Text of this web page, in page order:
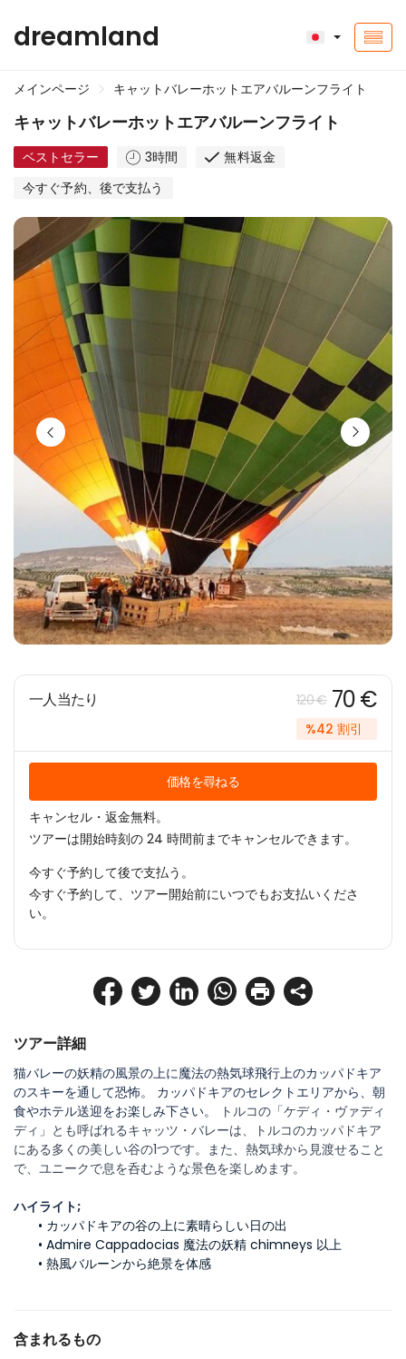
dreamland
メインページ キャットバレーホットエアバルーンフライト
キャットバレーホットエアバルーンフライト
ベストセラー 3時間
無料返金
今すぐ予約、後で支払う
ツアー詳細
猫バレーの妖精の風景の上に魔法の熱気球飛行上のカッパドキア
のスキーを通して恐怖。 カッパドキアのセレクトエリアから、朝
食やホテル送迎をお楽しみ下さい。
トルコの「ケディ・ヴァディ
ディ」とも呼ばれるキャッツ・バレーは、トルコのカッパドキア
にある多くの美しい谷の1つです。また、熱気球から見渡せること
で、ユニークで息を呑むような景色を楽しめます。
ハイライト;
カッパドキアの谷の上に素晴らしい日の出
Admire Cappadocias 魔法の妖精 chimneys 以上
熱風バルーンから絶景を体感
含まれるもの
一人当たり 120 € 70 €
%42 割引
価格を尋ねる
キャンセル・返金無料。
ツアーは開始時刻の 24 時間前までキャンセルできます。
今すぐ予約して後で支払う。
今すぐ予約して、ツアー開始前にいつでもお支払いくださ
い。